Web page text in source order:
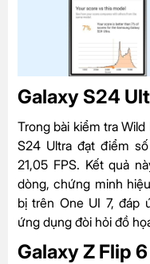
Galaxy S24
Trong bài kiểm tra
S24 Ultra đạt điểm
21,05 FPS. Kết quả
dòng, chứng minh
bị trên One UI 7, đáp
ứng dụng đòi hỏi đồ
Galaxy Z Flip 6